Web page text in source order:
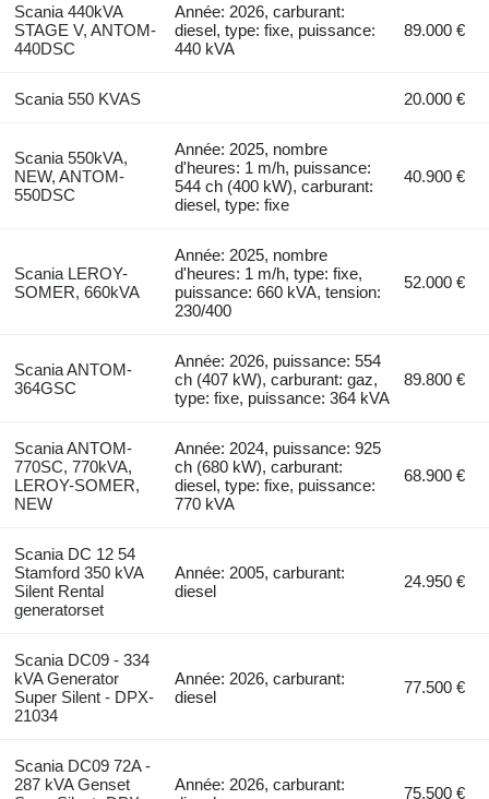
Scania 440kVA
STAGE V, ANTOM-
440DSC
Année: 2026, carburant:
diesel, type: fixe, puissance:
440 kVA
89.000 €
Scania 550 KVAS 20.000 €
Scania 550kVA,
NEW, ANTOM-
550DSC
Année: 2025, nombre
d'heures: 1 m/h, puissance:
544 ch (400 kW), carburant:
diesel, type: fixe
40.900 €
Scania LEROY-
SOMER, 660kVA
Année: 2025, nombre
d'heures: 1 m/h, type: fixe,
puissance: 660 kVA, tension:
230/400
52.000 €
Scania ANTOM-
364GSC
Année: 2026, puissance: 554
ch (407 kW), carburant: gaz,
type: fixe, puissance: 364 kVA
89.800 €
Scania ANTOM-
770SC, 770kVA,
LEROY-SOMER,
NEW
Année: 2024, puissance: 925
ch (680 kW), carburant:
diesel, type: fixe, puissance:
770 kVA
68.900 €
Scania DC 12 54
Stamford 350 kVA
Silent Rental
generatorset
Année: 2005, carburant:
diesel
24.950 €
Scania DC09 - 334
kVA Generator
Super Silent - DPX-
21034
Année: 2026, carburant:
diesel
77.500 €
Scania DC09 72A -
287 kVA Genset
Année: 2026, carburant:
75.500 €